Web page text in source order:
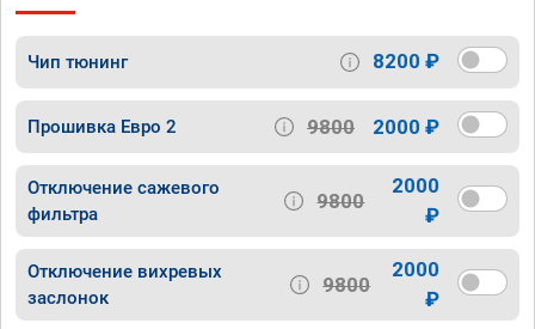
Чип тюнинг 8200 ₽
Прошивка Евро 2 9800 2000 ₽
Отключение сажевого
фильтра
9800
2000
₽
Отключение вихревых
заслонок
9800
2000
₽